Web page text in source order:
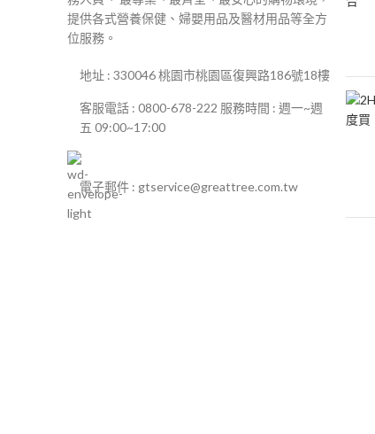
提供各式營養保健、婦嬰用品及醫材用品等全方
位服務。
地址 : 330046 桃園市桃園區復興路186號18樓
客服電話 : 0800-678-222 服務時間 : 週一~週
五 09:00~17:00
電子郵件 : gtservice@greattree.com.tw